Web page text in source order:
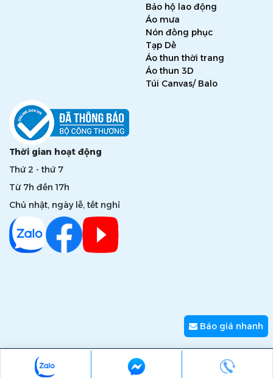
Bảo hộ lao động
Áo mưa
Nón đồng phục
Tạp Dề
Áo thun thời trang
Áo thun 3D
Túi Canvas/ Balo
Thời gian hoạt động
Thứ 2 - thứ 7
Từ 7h đến 17h
Chủ nhật, ngày lễ, tết nghỉ
Copyright © 2026 zumi.com.vn - Giải pháp nâng tầm giá trị
Báo giá nhanh